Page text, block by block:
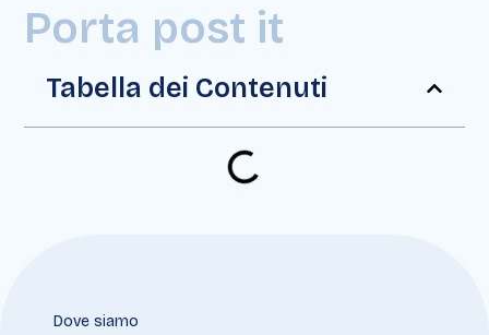
Porta post it
Tabella dei Contenuti
Dove siamo